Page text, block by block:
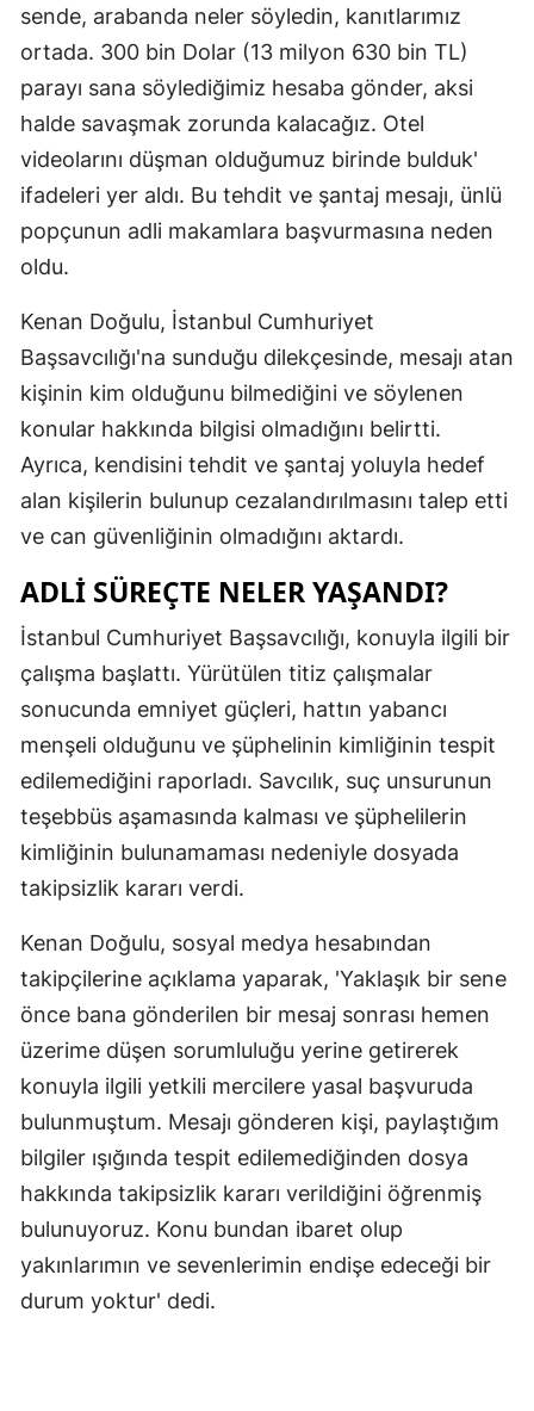
Kastamonu
Kayseri
Kırşehir
Kocaeli
Manisa
Muş
Niğde
Rize
Sakarya
Siirt
Sinop
Sivas
Tekirdağ
Tokat
Trabzon
Tunceli
sende, arabanda neler söyledin, kanıtlarımız
ortada. 300 bin Dolar (13 milyon 630 bin TL)
parayı sana söylediğimiz hesaba gönder, aksi
halde savaşmak zorunda kalacağız. Otel
videolarını düşman olduğumuz birinde bulduk'
ifadeleri yer aldı. Bu tehdit ve şantaj mesajı, ünlü
popçunun adli makamlara başvurmasına neden
oldu.
Kenan Doğulu, İstanbul Cumhuriyet
Başsavcılığı'na sunduğu dilekçesinde, mesajı atan
kişinin kim olduğunu bilmediğini ve söylenen
konular hakkında bilgisi olmadığını belirtti.
Ayrıca, kendisini tehdit ve şantaj yoluyla hedef
alan kişilerin bulunup cezalandırılmasını talep etti
ve can güvenliğinin olmadığını aktardı.
ADLI SÜREÇTE NELER YAŞANDI?
İstanbul Cumhuriyet Başsavcılığı, konuyla ilgili bir
çalışma başlattı. Yürütülen titiz çalışmalar
sonucunda emniyet güçleri, hattın yabancı
menşeli olduğunu ve şüphelinin kimliğinin tespit
edilemediğini raporladı. Savcılık, suç unsurunun
teşebbüs aşamasında kalması ve şüphelilerin
kimliğinin bulunamaması nedeniyle dosyada
takipsizlik kararı verdi.
Kenan Doğulu, sosyal medya hesabından
takipçilerine açıklama yaparak, 'Yaklaşık bir sene
önce bana gönderilen bir mesaj sonrası hemen
üzerime düşen sorumluluğu yerine getirerek
konuyla ilgili yetkili mercilere yasal başvuruda
bulunmuştum. Mesajı gönderen kişi, paylaştığım
bilgiler ışığında tespit edilemediğinden dosya
hakkında takipsizlik kararı verildiğini öğrenmiş
bulunuyoruz. Konu bundan ibaret olup
yakınlarımın ve sevenlerimin endişe edeceği bir
durum yoktur' dedi.